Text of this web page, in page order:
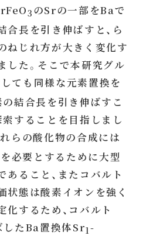
3 のSrの一部をBaで
合長を引き伸ばすと、ら
ねじれ方が大きく変化す
した。そこで本研究グル
ても同様な元素置換を
結合長を引き伸ばすこ
索することを目指しまし
らの酸化物の合成には
を必要とするために大型
ること、またコバルト
状態は酸素イオンを強く
するため、コバルト
したBa置換体Sr1-